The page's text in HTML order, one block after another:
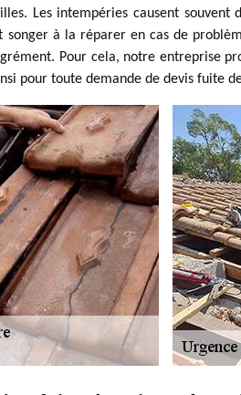
Les intempéries causent souvent
à la réparer en cas de
Pour cela, notre entreprise
pour toute demande de devis fuite